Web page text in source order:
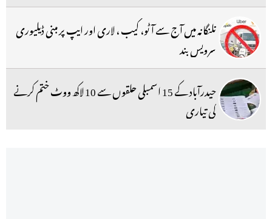
تلنگانہ میں آج سے آٹو، کیب ، لاری اور ایپ پر مبنی ڈیلیوری
سرویس بند
حیدرآباد کے 15 اسمبلی حلقوں سے 10 لاکھ ووٹ ختم کرنے
کی تیاری